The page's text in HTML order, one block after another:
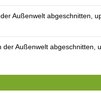
Außenwelt abgeschnitten,
der Außenwelt abgeschnitten,